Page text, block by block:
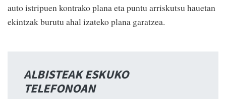
auto istripuen kontrako plana eta puntu arriskutsu hauetan
ekintzak burutu ahal izateko plana garatzea.
ALBISTEAK ESKUKO
TELEFONOAN